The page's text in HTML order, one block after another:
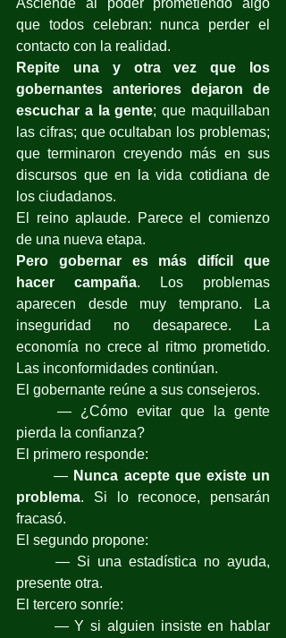
Asciende al poder prometiendo algo
que todos celebran: nunca perder el
contacto con la realidad.
Repite una y otra vez que los
gobernantes anteriores dejaron de
escuchar a la gente; que maquillaban
las cifras; que ocultaban los problemas;
que terminaron creyendo más en sus
discursos que en la vida cotidiana de
los ciudadanos.
El reino aplaude. Parece el comienzo
de una nueva etapa.
Pero gobernar es más difícil que
hacer campaña. Los problemas
aparecen desde muy temprano. La
inseguridad no desaparece. La
economía no crece al ritmo prometido.
Las inconformidades continúan.
El gobernante reúne a sus consejeros.
pierda la confianza?
El primero responde:
	—
Nunca acepte que existe un
problema. Si lo reconoce, pensarán
fracasó.
El segundo propone:
presente otra.
El tercero sonríe: